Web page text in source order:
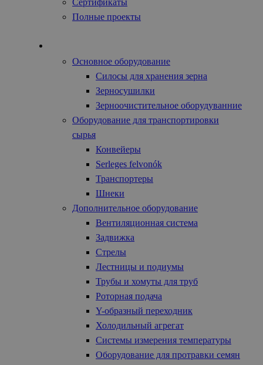
Сертификаты
Полные проекты
Основное оборудование
Силосы для хранения зерна
Зерносушилки
Зерноочистительное оборудуванние
Оборудование для транспортировки
сырья
Конвейеры
Serleges felvonók
Транспортеры
Шнеки
Дополнительное оборудование
Вентиляционная система
Задвижка
Стрелы
Лестницы и подиумы
Трубы и хомуты для труб
Роторная подача
Y-образный переходник
Холодильный агрегат
Системы измерения температуры
Оборудование для протравки семян